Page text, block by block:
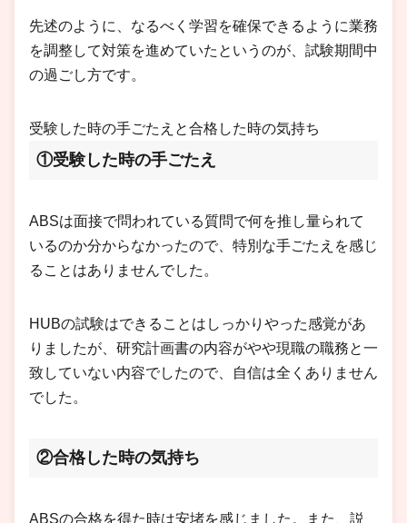
先述のように、なるべく学習を確保できるように業務
を調整して対策を進めていたというのが、試験期間中
の過ごし方です。
受験した時の手ごたえと合格した時の気持ち
①受験した時の手ごたえ
ABSは面接で問われている質問で何を推し量られて
いるのか分からなかったので、特別な手ごたえを感じ
ることはありませんでした。
HUBの試験はできることはしっかりやった感覚があ
りましたが、研究計画書の内容がやや現職の職務と一
致していない内容でしたので、自信は全くありません
でした。
②合格した時の気持ち
ABSの合格を得た時は安堵を感じました。また、説